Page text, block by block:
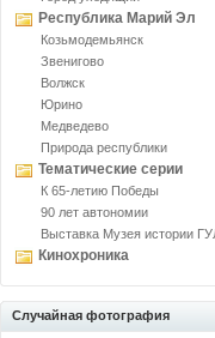
Республика Марий Эл
Козьмодемьянск
Звенигово
Волжск
Юрино
Медведево
Природа республики
Тематические серии
К 65-летию Победы
90 лет автономии
Выставка Музея истории
Кинохроника
Случайная фотография